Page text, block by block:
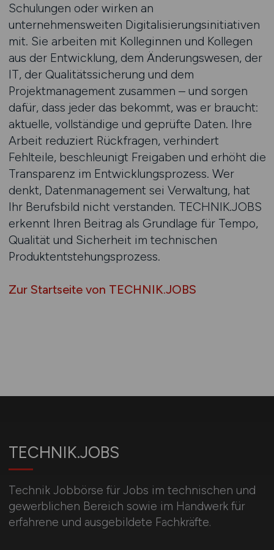
Schulungen oder wirken an
unternehmensweiten Digitalisierungsinitiativen
mit. Sie arbeiten mit Kolleginnen und Kollegen
aus der Entwicklung, dem Änderungswesen, der
IT, der Qualitätssicherung und dem
Projektmanagement zusammen – und sorgen
dafür, dass jeder das bekommt, was er braucht:
aktuelle, vollständige und geprüfte Daten. Ihre
Arbeit reduziert Rückfragen, verhindert
Fehlteile, beschleunigt Freigaben und erhöht die
Transparenz im Entwicklungsprozess. Wer
denkt, Datenmanagement sei Verwaltung, hat
Ihr Berufsbild nicht verstanden. TECHNIK.JOBS
erkennt Ihren Beitrag als Grundlage für Tempo,
Qualität und Sicherheit im technischen
Produktentstehungsprozess.
Zur Startseite von TECHNIK.JOBS
TECHNIK.JOBS
Technik Jobbörse für Jobs im technischen und
gewerblichen Bereich sowie im Handwerk für
erfahrene und ausgebildete Fachkräfte.